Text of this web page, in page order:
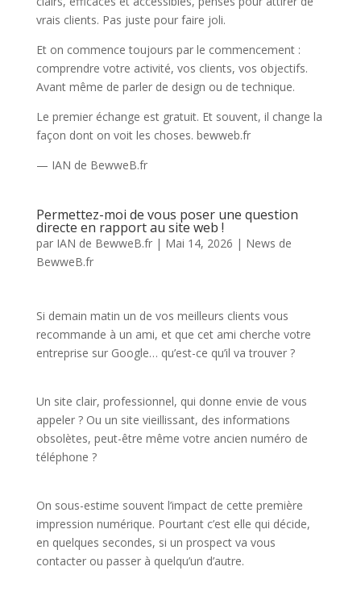
vrais clients. Pas juste pour faire joli.
Et on commence toujours par le commencement :
comprendre votre activité, vos clients, vos objectifs.
Avant même de parler de design ou de technique.
Le premier échange est gratuit. Et souvent, il change la
façon dont on voit les choses. bewweb.fr
— IAN de BewweB.fr
Permettez-moi de vous poser une question
directe en rapport au site web !
par IAN de BewweB.fr| Mai 14, 2026 | News de
BewweB.fr
Si demain matin un de vos meilleurs clients vous
recommande à un ami, et que cet ami cherche votre
entreprise sur Google… qu’est-ce qu’il va trouver ?
Un site clair, professionnel, qui donne envie de vous
appeler ? Ou un site vieillissant, des informations
obsolètes, peut-être même votre ancien numéro de
téléphone ?
On sous-estime souvent l’impact de cette première
impression numérique. Pourtant c’est elle qui décide,
en quelques secondes, si un prospect va vous
contacter ou passer à quelqu’un d’autre.